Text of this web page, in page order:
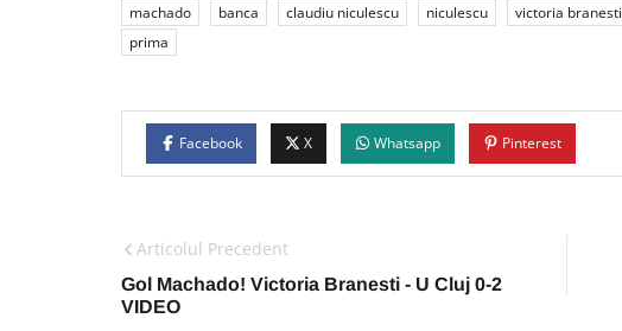
machado
banca claudiu niculescu niculescu victoria branesti
prima
Facebook X Whatsapp Pinterest
Articolul Precedent
Gol Machado! Victoria Branesti - U Cluj 0-2
VIDEO